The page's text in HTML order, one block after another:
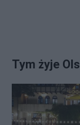
Tym żyje